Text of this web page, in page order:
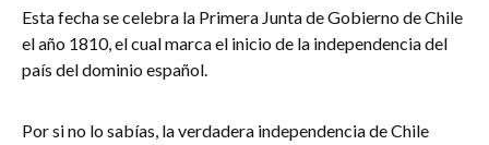
Esta fecha se celebra la Primera Junta de Gobierno de Chile
el año 1810, el cual marca el inicio de la independencia del
país del dominio español.
Por si no lo sabías, la verdadera independencia de Chile